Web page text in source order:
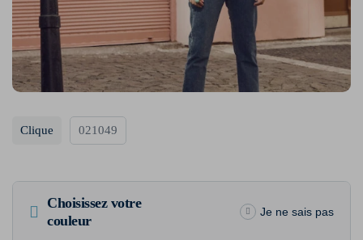
Clique 021049
Choisissez votre
couleur
Je ne sais pas